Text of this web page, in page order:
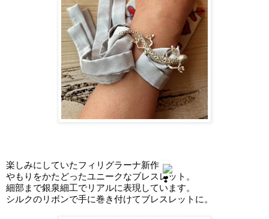
楽しみにしていたフィリグラーナ新作
やもりをかたどったユニークなブレスレット。
細部まで銀泉細工でリアルに表現しています。
シルクのリボンで手に巻き付けてブレスレットに。